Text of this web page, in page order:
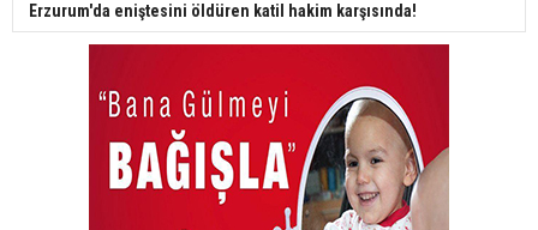
Erzurum'da eniştesini öldüren katil hakim karşısında!